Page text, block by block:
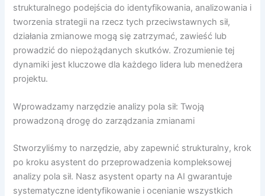
strukturalnego podejścia do identyfikowania, analizowania i
tworzenia strategii na rzecz tych przeciwstawnych sił,
działania zmianowe mogą się zatrzymać, zawieść lub
prowadzić do niepożądanych skutków. Zrozumienie tej
dynamiki jest kluczowe dla każdego lidera lub menedżera
projektu.
Wprowadzamy narzędzie analizy pola sił: Twoją
prowadzoną drogę do zarządzania zmianami
Stworzyliśmy to narzędzie, aby zapewnić strukturalny, krok
po kroku asystent do przeprowadzenia kompleksowej
analizy pola sił. Nasz asystent oparty na AI gwarantuje
systematyczne identyfikowanie i ocenianie wszystkich